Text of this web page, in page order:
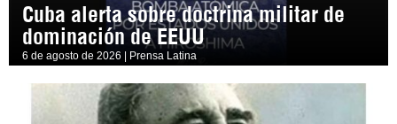
Cuba alerta sobre doctrina militar de
dominación de EEUU
6 de agosto de 2026 | Prensa Latina